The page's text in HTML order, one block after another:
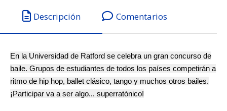
Descripción Comentarios
En la Universidad de Ratford se celebra un gran concurso de
baile. Grupos de estudiantes de todos los países competirán a
ritmo de hip hop, ballet clásico, tango y muchos otros bailes.
¡Participar va a ser algo... superratónico!